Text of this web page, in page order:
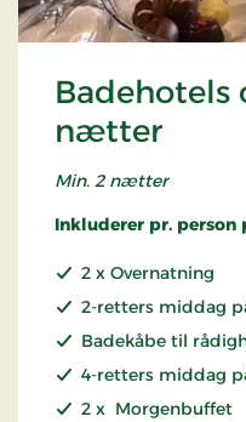
Badehotels
nætter
Min. 2 nætter
Inkluderer pr. person
2 x Overnatning
2-retters middag
Badekåbe til
4-retters middag
2 x Morgenbuffet